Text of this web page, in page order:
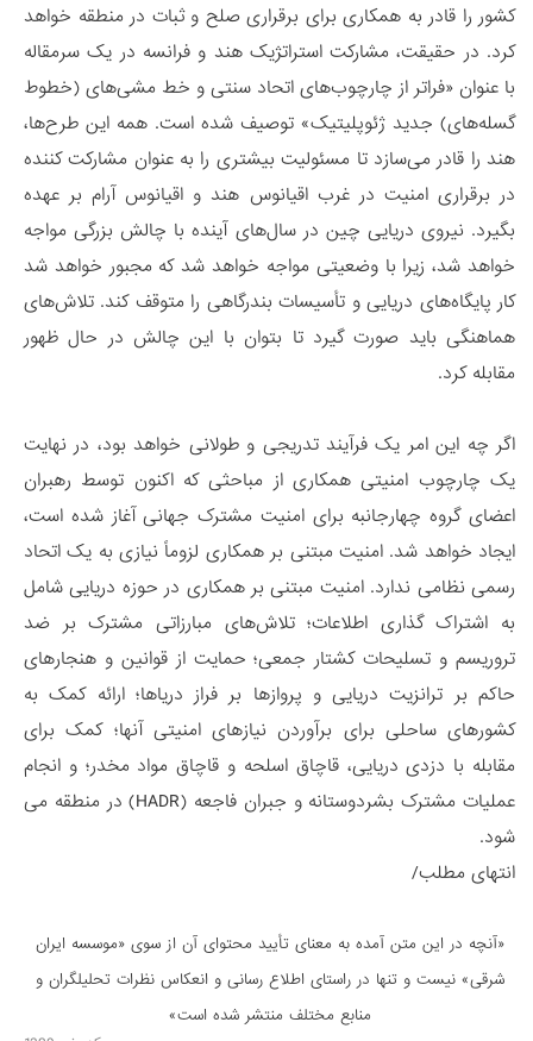
کشور را قادر به همکاری برای برقراری صلح و ثبات در منطقه خواهد
کرد. در حقیقت، مشارکت استراتژیک هند و فرانسه در یک سرمقاله
با عنوان «فراتر از چارچوب­‌های اتحاد سنتی و خط­ مشی­‌های (خطوط
گسله­‌های) جدید ژئوپلیتیک» توصیف شده است. همه این طرح­‌ها،
هند را قادر می­‌سازد تا مسئولیت بیشتری را به عنوان مشارکت کننده
در برقراری امنیت در غرب اقیانوس هند و اقیانوس آرام بر عهده
بگیرد. نیروی دریایی چین در سال­‌های آینده با چالش بزرگی مواجه
خواهد شد، زیرا با وضعیتی مواجه خواهد شد که مجبور خواهد شد
کار پایگاه­‌های دریایی و تأسیسات بندرگاهی را متوقف کند. تلاش­‌های
هماهنگی باید صورت گیرد تا بتوان با این چالش در حال ظهور
مقابله کرد.
اگر چه این امر یک فرآیند تدریجی و طولانی خواهد بود، در نهایت
یک چارچوب امنیتی همکاری از مباحثی که اکنون توسط رهبران
اعضای گروه چهارجانبه برای امنیت مشترک جهانی آغاز شده است،
ایجاد خواهد شد. امنیت مبتنی بر همکاری لزوماً نیازی به یک اتحاد
رسمی نظامی ندارد. امنیت مبتنی بر همکاری در حوزه دریایی شامل
به اشتراک­ گذاری اطلاعات؛ تلاش­‌های مبارزاتی مشترک بر ضد
تروریسم و تسلیحات کشتار جمعی؛ حمایت از قوانین و هنجارهای
حاکم بر ترانزیت دریایی و پروازها بر فراز دریاها؛ ارائه کمک به
کشورهای ساحلی برای برآوردن نیازهای امنیتی آنها؛ کمک برای
مقابله با دزدی دریایی، قاچاق اسلحه و قاچاق مواد مخدر؛ و انجام
عملیات مشترک بشردوستانه و جبران فاجعه (HADR) در منطقه می­‌
شود.
انتهای مطلب/
«آنچه در این متن آمده به معنای تأیید محتوای آن از سوی «موسسه ایران
شرقی» نیست و تنها در راستای اطلاع رسانی و انعكاس نظرات تحليلگران و
منابع مختلف منتشر شده است»